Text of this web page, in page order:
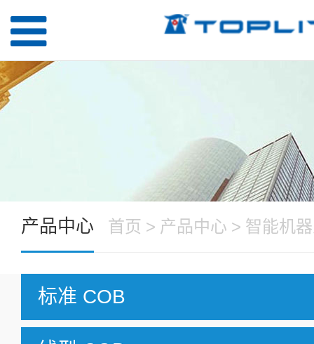
产品中心 首页 > 产品中心 > 智能机
标准 COB